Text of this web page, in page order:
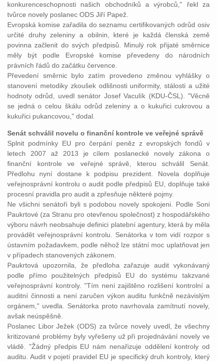
konkurenceschopnosti našich obchodníků a výrobců," řekl za
tvůrce novely poslanec ODS Jiří Papež.
Evropská komise zařadila do seznamu certifikovaných odrůd osiv
určité druhy zeleniny a obilnin, které je každá členská země
povinna začlenit do svých předpisů. Minulý rok přijaté směrnice
měly být podle Evropské komise převedeny do národních
právních řádů do začátku července.
Převedení směrnic bylo zatím provedeno změnou vyhlášky o
stanovení metodiky zkoušek odlišnosti uniformity, stálosti a užité
hodnoty odrůd, uvedl senátor Josef Vaculík (KDU-ČSL). "Věcně
se jedná o celou škálu odrůd zeleniny a o kukuřici cukrovou a
kukuřici pukancovou," dodal.
Senát schválil novelu o finanční kontrole ve veřejné správě
Splnit podmínky EU pro čerpání peněz z evropských fondů v
letech 2007 až 2013 je cílem poslanecké novely zákona o
finanční kontrole ve veřejné správě, kterou schválil Senát.
Předlohu nyní dostane k podpisu prezident. Novela doplňuje
veřejnosprávní kontrolu o audit podle předpisů EU, doplňuje také
procesní pravidla pro audit a zpřesňuje některé pojmy.
Ne všichni senátoři byli s podobou novely spokojeni. Podle Soni
Paukrtové (za Stranu pro otevřenou společnost) z hospodářského
výboru návrh neobsahuje definici platební agentury, která by měla
provádět veřejnosprávní kontrolu. Senátorka v tom vidí rozpor s
ústavním požadavkem, podle něhož lze státní moc uplatňovat jen
v případech stanovených zákonem.
Paukrtová upozornila, že předloha zařazuje audit vykonávaný
podle přímo použitelných předpisů EU do systému takzvané
veřejnosprávní kontroly. "Tím není zajištěno rozlišení kontrolní a
auditní činnosti a není zaručen výkon auditu funkčně nezávislým
orgánem," uvedla. Senátorka proto navrhovala zamítnutí novely,
avšak neúspěšně.
Poslanec Libor Ježek (ODS) za tvůrce novely uvedl, že všechny
kritizované problémy byly vyřešeny už při projednávání novely ve
vládě. "Žádný předpis EU nám nenařizuje oddělení kontroly od
auditu. Audit v pojetí pravidel EU je specifický druh kontroly, který